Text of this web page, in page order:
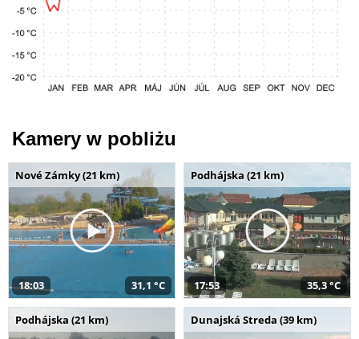
Kamery w pobliżu
Nové Zámky (21 km)
18:03 31,1 °C
Podhájska (21 km)
17:53 35,3 °C
Podhájska (21 km) Dunajská Streda (39 km)